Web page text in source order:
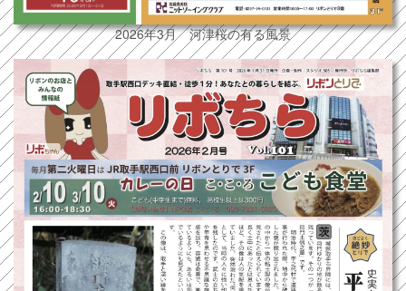
2026年3月 河津桜の有る風景